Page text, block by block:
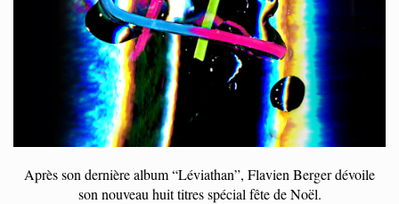
Après son dernière album “Léviathan”, Flavien Berger dévoile
son nouveau huit titres spécial fête de Noël.